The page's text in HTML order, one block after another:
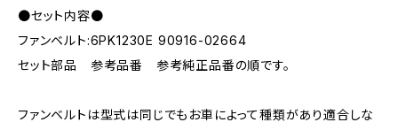
●セット内容●
ファンベルト:6PK1230E 90916-02664
セット部品 参考品番 参考純正品番の順です。
ファンベルトは型式は同じでもお車によって種類があり適合しな